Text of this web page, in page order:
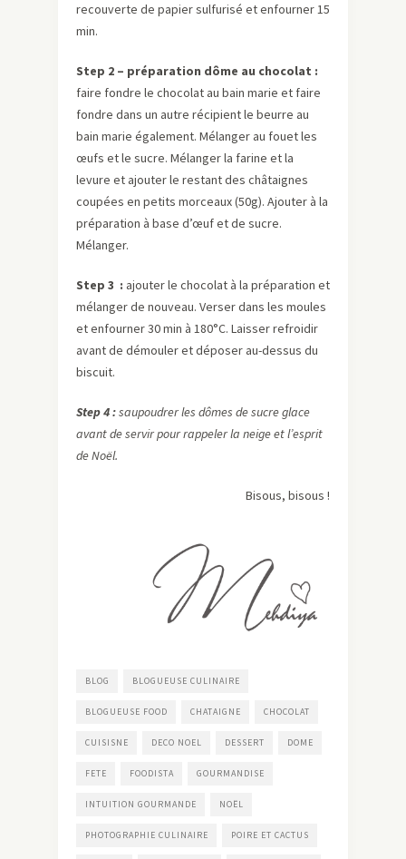
recouverte de papier sulfurisé et enfourner 15
min.
Step 2 – préparation dôme au chocolat :
faire fondre le chocolat au bain marie et faire
fondre dans un autre récipient le beurre au
bain marie également. Mélanger au fouet les
œufs et le sucre. Mélanger la farine et la
levure et ajouter le restant des châtaignes
coupées en petits morceaux (50g). Ajouter à la
préparation à base d’œuf et de sucre.
Mélanger.
Step 3 : ajouter le chocolat à la préparation et
mélanger de nouveau. Verser dans les moules
et enfourner 30 min à 180°C. Laisser refroidir
avant de démouler et déposer au-dessus du
biscuit.
Step 4 :saupoudrer les dômes de sucre glace
avant de servir pour rappeler la neige et l’esprit
de Noël.
Bisous, bisous !
BLOG BLOGUEUSE CULINAIRE
BLOGUEUSE FOOD CHATAIGNE CHOCOLAT
CUISISNE DECO NOEL DESSERT DOME
FETE FOODISTA GOURMANDISE
INTUITION GOURMANDE NOËL
PHOTOGRAPHIE CULINAIRE POIRE ET CACTUS